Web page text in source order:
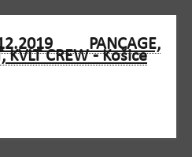
PANCAGE,
KVLT CREW - Košice